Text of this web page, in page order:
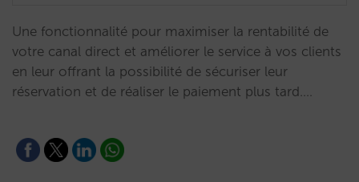
Une fonctionnalité pour maximiser la rentabilité de
votre canal direct et améliorer le service à vos clients
en leur offrant la possibilité de sécuriser leur
réservation et de réaliser le paiement plus tard.…